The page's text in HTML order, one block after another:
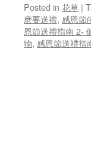
Posted in 花草 |
麽要送禮, 感恩節
恩節送禮指南 2-
物, 感恩節送禮指